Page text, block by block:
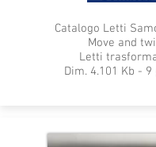
Catalogo Letti
Move and
Letti
Dim. 4.101 Kb - 9